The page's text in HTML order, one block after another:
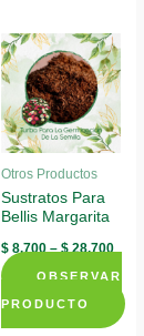
Otros Productos
Sustratos Para
Bellis Margarita
$8.700–$28.700
OBSERVAR
PRODUCTO
This